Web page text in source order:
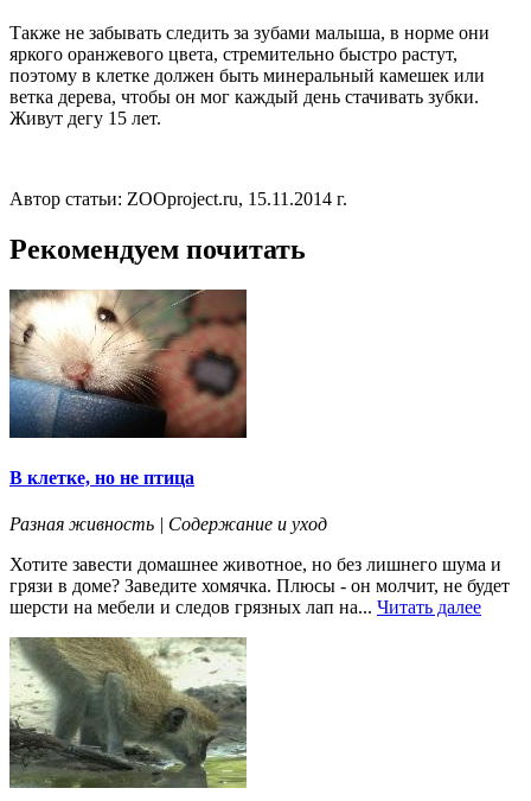
Также не забывать следить за зубами малыша, в норме они
яркого оранжевого цвета, стремительно быстро растут,
поэтому в клетке должен быть минеральный камешек или
ветка дерева, чтобы он мог каждый день стачивать зубки.
Живут дегу 15 лет.
Автор статьи: ZOOproject.ru, 15.11.2014 г.
Рекомендуем почитать
В клетке, но не птица
Разная живность | Содержание и уход
Хотите завести домашнее животное, но без лишнего шума и
грязи в доме? Заведите хомячка. Плюсы - он молчит, не будет
шерсти на мебели и следов грязных лап на... Читать далее